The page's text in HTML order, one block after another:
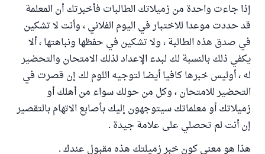
إذا جاءت واحدة من زميلاتك الطالبات فأخبرتك أن المعلمة
قد حددت موعدا للاختبار في اليوم الفلاني ، وأنت لا تشكين
في صدق هذه الطالبة ، ولا تشكين في حفظها ونباهتها ، ألا
يكفي ذلك بالنسبة لك لبدء الإعداد لذلك الامتحان والتحضير
له ، أوليس خبرها كافيا أيضا لتوجيه اللوم لك إن قصرت في
التحضير للامتحان ، وكل من حولك سواء من أهلك أو
زميلاتك أو معلماتك سيتوجهون إليك بأصابع الاتهام بالتقصير
إن أنت لم تحصلي على علامة جيدة .
هذا هو معنى كون خبر زميلتك هذه مقبول عندك .